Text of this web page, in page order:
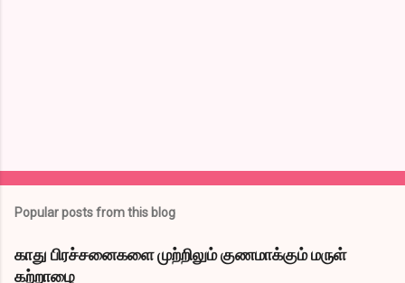
Popular posts from this blog
காது பிரச்சனைகளை முற்றிலும் குணமாக்கும் மருள்
கற்றாழை